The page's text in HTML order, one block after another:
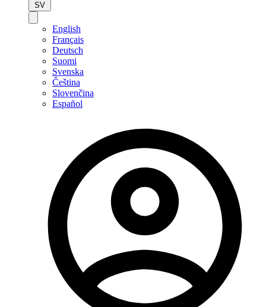
SV
English
Français
Deutsch
Suomi
Svenska
Čeština
Slovenčina
Español